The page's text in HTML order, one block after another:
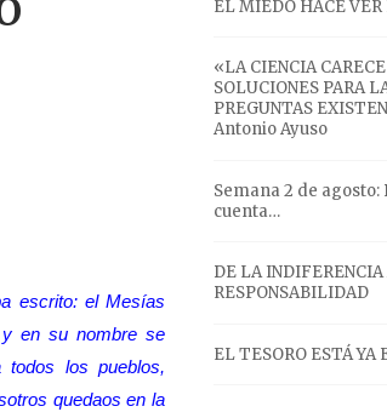
escrito: el Mesías
en su nombre se
los pueblos,
quedaos en la
EL MIEDO HACE VER
«LA CIENCIA
SOLUCIONES PARA
PREGUNTAS
Antonio Ayuso
Semana 2 de agosto:
cuenta…
DE LA
RESPONSABILIDAD
EL TESORO ESTÁ YA